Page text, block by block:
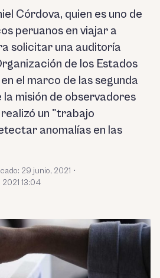
Córdova, quien es uno de
peruanos en viajar a
solicitar una auditoría
de los Estados
el marco de las segunda
la misión de observadores
un "trabajo
anomalías en las
29 junio, 2021 •
13:04